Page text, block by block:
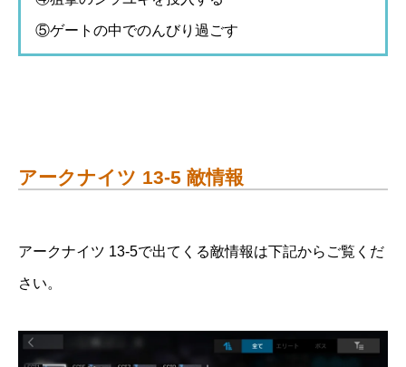
⑤ゲートの中でのんびり過ごす
アークナイツ 13-5 敵情報
アークナイツ 13-5で出てくる敵情報は下記からご覧くだ
さい。